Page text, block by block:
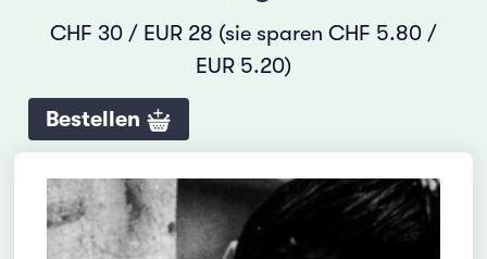
CHF 30 / EUR 28 (sie sparen CHF 5.80 /
EUR 5.20)
Bestellen